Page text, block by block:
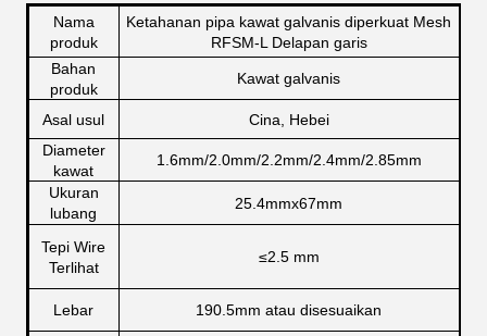
Nama
produk
Ketahanan pipa kawat galvanis diperkuat Mesh
RFSM-L Delapan garis
Bahan
produk
Kawat galvanis
Asal usul
Cina, Hebei
Diameter
kawat
1.6mm/2.0mm/2.2mm/2.4mm/2.85mm
Ukuran
lubang
25.4mmx67mm
Tepi Wire
Terlihat
≤2.5 mm
Lebar 190.5mm atau disesuaikan